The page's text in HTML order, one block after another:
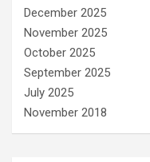
December 2025
November 2025
October 2025
September 2025
July 2025
November 2018